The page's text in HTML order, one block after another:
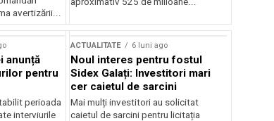
avertizării...
anunță
pentru
perioada
interviurile
ACTUALITATE 6 luni ago
Noul interes pentru fostul
Sidex Galați: Investitori mari
cer caietul de sarcini
Mai mulți investitori au solicitat
caietul de sarcini pentru licitația